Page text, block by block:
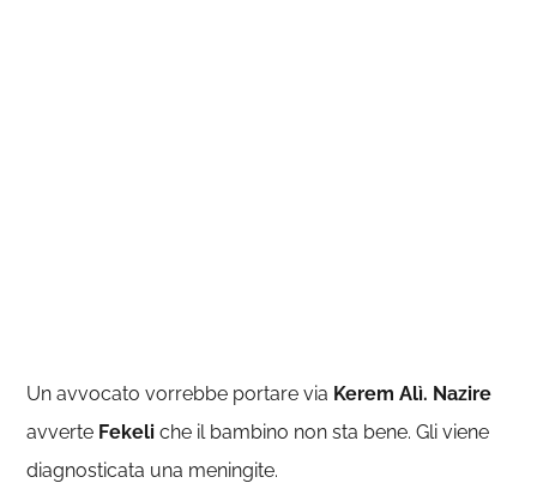
Un avvocato vorrebbe portare via Kerem Alì. Nazire
avverte Fekeli che il bambino non sta bene. Gli viene
diagnosticata una meningite.